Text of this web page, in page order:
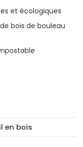
et écologiques
bois de bouleau
en bois